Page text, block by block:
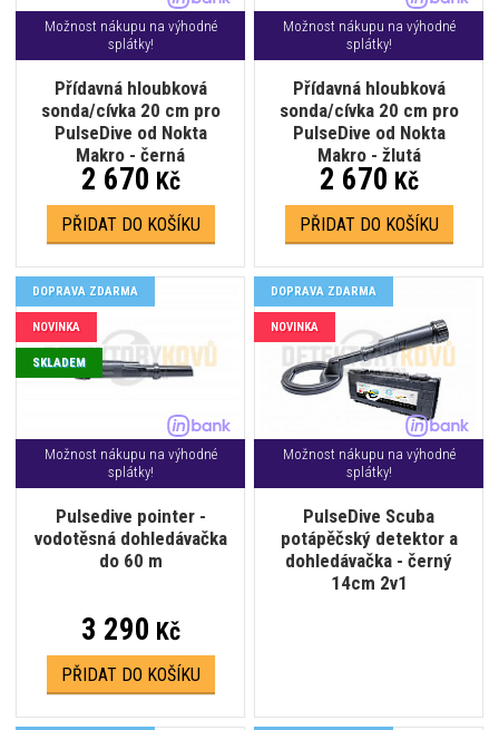
Možnost nákupu na výhodné
splátky!
Přídavná hloubková
sonda/cívka 20 cm pro
PulseDive od Nokta
Makro - černá
2 670 Kč
PŘIDAT DO KOŠÍKU
Možnost nákupu na výhodné
splátky!
Přídavná hloubková
sonda/cívka 20 cm pro
PulseDive od Nokta
Makro - žlutá
2 670 Kč
PŘIDAT DO KOŠÍKU
Možnost nákupu na výhodné
splátky!
Pulsedive pointer -
vodotěsná dohledávačka
do 60 m
DOPRAVA ZDARMA
NOVINKA
SKLADEM
3 290 Kč
PŘIDAT DO KOŠÍKU
Možnost nákupu na výhodné
splátky!
PulseDive Scuba
potápěčský detektor a
dohledávačka - černý
14cm 2v1
DOPRAVA ZDARMA
NOVINKA